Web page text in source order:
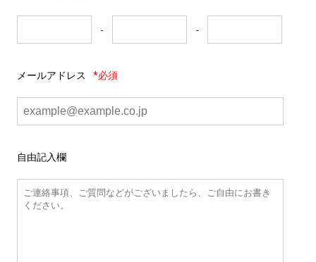
- -
メールアドレス *必須
自由記入欄